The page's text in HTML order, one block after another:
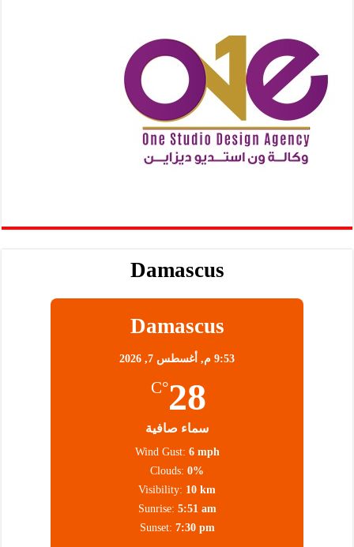
Damascus
Damascus
9:53 م, أغسطس 7, 2026
28
°C
سماء صافية
Wind Gust: 6 mph
Clouds: 0%
Visibility: 10 km
Sunrise: 5:51 am
Sunset: 7:30 pm